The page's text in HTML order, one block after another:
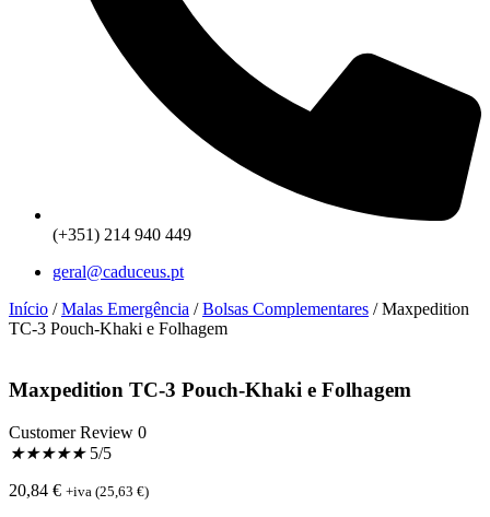
(+351) 214 940 449
geral@caduceus.pt
Início /Malas Emergência /Bolsas Complementares / Maxpedition
TC-3 Pouch-Khaki e Folhagem
Maxpedition TC-3 Pouch-Khaki e Folhagem
Customer Review 0
★★★★★ 5/5
20,84 € +iva (25,63 €)